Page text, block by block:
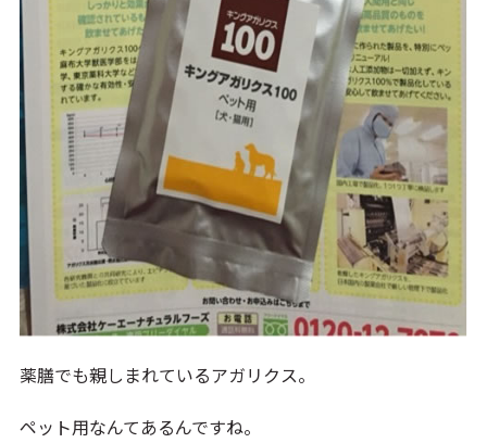
薬膳でも親しまれているアガリクス。
ペット用なんてあるんですね。